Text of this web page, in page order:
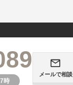
時
メールで相談